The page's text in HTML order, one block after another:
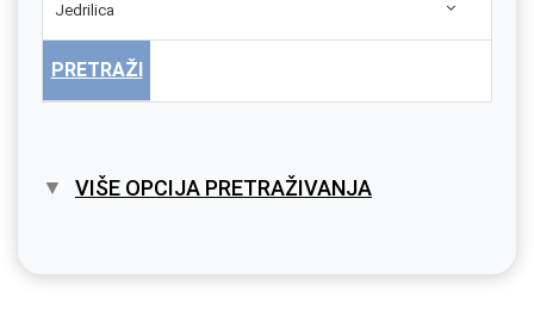
Jedrilica
PRETRAŽI
VIŠE OPCIJA PRETRAŽIVANJA